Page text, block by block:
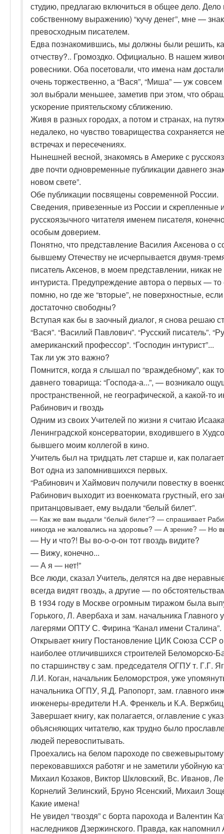
студию, предлагаю включиться в общее дело. Дело
собственному выражению) “кучу денег”, мне —
превосходным писателем.
Едва познакомившись, мы должны были решить,
отчеству?.. Громоздко. Официально. В нашем
ровесники. Оба посетовали, что имена нам
очень торжественно, а “Вася”, “Миша” — уж
зол выбрали меньшее, заметив при этом, что
ускорение приятельскому сближению.
Живя в разных городах, а потом и странах, на
недалеко, но чувство товарищества сохраняется
встречах и пересечениях.
Нынешней весной, знакомясь в Америке с
две почти одновременные публикации давнего
новом свете”.
Обе публикации посвящены современной России.
Сведения, привезенные из России и скрепленные
русскоязычного читателя именем писателя,
особым доверием.
Понятно, что представление Василия Аксенова о
бывшему Отечеству не исчерпывается двумя-
писатель Аксенов, в моем представлении, никак
интуриста. Предупреждение автора о первых —
помню, но где же “вторые”, не поверхностные,
достаточно свободны?
Вступая как бы в заочный диалог, я снова решаю
“Вася”. “Василий Павлович”. “Русский писатель”.
американский профессор”. “Господин интурист”...
Так ли уж это важно?
Помнится, когда я слышал по “враждебному”, как
давнего товарища: “Господа-а...”, — возникало
пространственной, не географической, а какой-
Рабинович и гвоздь
Одним из своих Учителей по жизни я считаю
Ленинградской консерватории, входившего в
бывшего моим коллегой в кино.
Учитель был на тридцать лет старше и, как
Вот одна из запомнившихся первых.
“Рабинович и Хаймович получили повестку в
Рабинович выходит из военкомата грустный, его
пританцовывает, ему выдали “белый билет”.
— Как же вам выдали “белый билет”? — спрашивает
никогда не жаловались на здоровье? — А зрение? — Но
— Ну и что?! Вы во-о-о-он тот гвоздь видите?
— Вижу, конечно...
— А я — нет!”
Все люди, сказал Учитель, делятся на две
всегда видят гвоздь, а другие — по
В 1934 году в Москве огромным тиражом была
Горького, Л. Авербаха и зам. начальника
лагерями ОПТУ С. Фирина “Канал имени Сталина”.
Открывает книгу Постановление ЦИК Союза ССР
наиболее отличившихся строителей Беломорско-
по старшинству с зам. председателя ОГПУ т. Г.Г.
Л.И. Коган, начальник Беломорстроя, уже
начальника ОГПУ, Я.Д. Рапопорт, зам. главного
инженеры-вредители Н.А. Френкель и К.А.
Завершает книгу, как полагается, оглавление с
объясняющих читателю, как трудно было
людей перевоспитывать.
Проехались на белом пароходе по свежевырытому
перековавшихся работяг и не заметили убойную
Михаил Козаков, Виктор Шкловский, Вс. Иванов,
Корнелий Зелинский, Бруно Ясенский, Михаил
Какие имена!
Не увидел “гвоздя” с борта парохода и Валентин
наследников Дзержинского. Правда, как напомнил